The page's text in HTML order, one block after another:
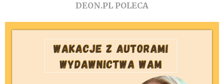
DEON.PL POLECA